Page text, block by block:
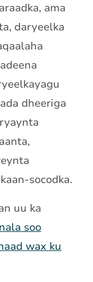
ama
daryeelka
dheeriga
socodka.
uu ka
nala soo
wax ku